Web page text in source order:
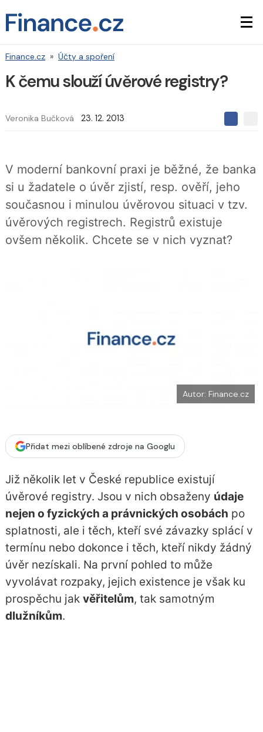
Finance.cz » Účty a spoření
K čemu slouží úvěrové registry?
Veronika Bučková 23. 12. 2013
S
l
e
t
S
j
e
a
e
j
V moderní bankovní praxi je běžné, že banka
si u žadatele o úvěr zjistí, resp. ověří, jeho
současnou i minulou úvěrovou situaci v tzv.
úvěrových registrech. Registrů existuje
ovšem několik. Chcete se v nich vyznat?
Autor: Finance.cz
Přidat mezi oblíbené zdroje na Googlu
Již několik let v České republice existují
úvěrové registry. Jsou v nich obsaženy údaje
nejen o fyzických a právnických osobách po
splatnosti, ale i těch, kteří své závazky splácí v
termínu nebo dokonce i těch, kteří nikdy žádný
úvěr nezískali. Na první pohled to může
vyvolávat rozpaky, jejich existence je však ku
prospěchu jak věřitelům, tak samotným
dlužníkům.